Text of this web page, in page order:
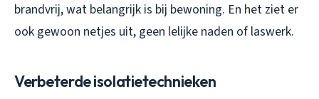
brandvrij, wat belangrijk is bij bewoning. En het ziet er
ook gewoon netjes uit, geen lelijke naden of laswerk.
Verbeterde isolatietechnieken